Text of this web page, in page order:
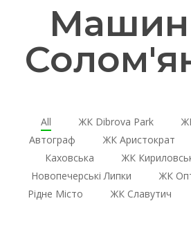
All ЖК Dibrova Park
Автограф
ЖК Аристократ
Каховська
ЖК
Новопечерські Липки
ЖК
Рідне Місто
ЖК Славутич